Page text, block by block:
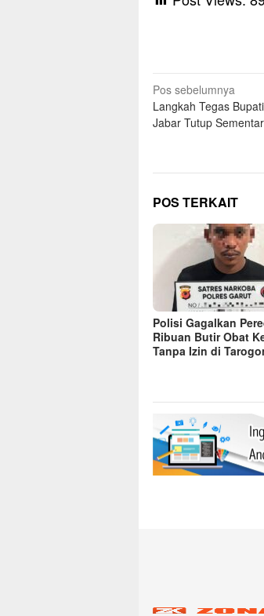
Navigasi
pos
Pos sebelumnya
Langkah Tegas
Jabar Tutup
POS TERKAIT
Polisi Gagalkan
Ribuan Butir Obat
Tanpa Izin di